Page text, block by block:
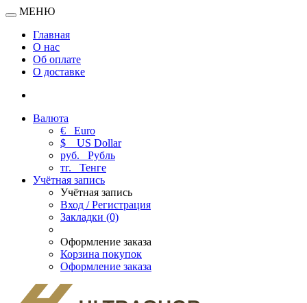
МЕНЮ
Главная
О нас
Об оплате
О доставке
Валюта
€ Euro
$
US Dollar
руб. Рубль
тг. Тенге
Учётная запись
Учётная запись
Вход / Регистрация
Закладки (0)
Оформление заказа
Корзина покупок
Оформление заказа